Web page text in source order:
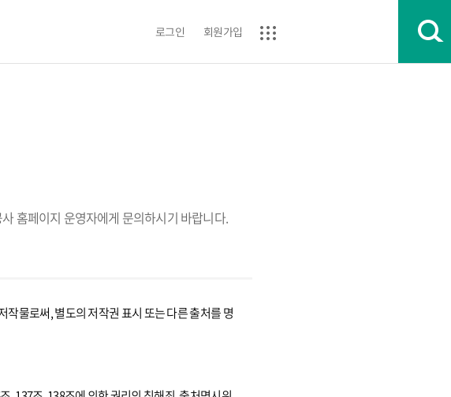
로그인 회원가입
홈페이지 운영자에게 문의하시기 바랍니다.
물로써, 별도의 저작권 표시 또는 다른 출처를 명